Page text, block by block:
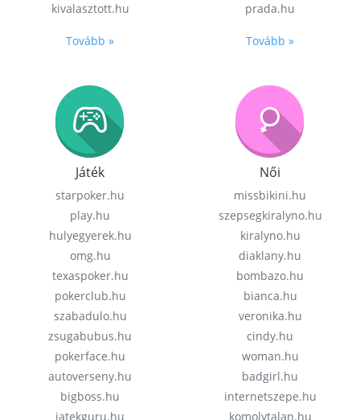
kivalasztott.hu
Tovább »
prada.hu
Tovább »
Játék
starpoker.hu
play.hu
hulyegyerek.hu
omg.hu
texaspoker.hu
pokerclub.hu
szabadulo.hu
zsugabubus.hu
pokerface.hu
autoverseny.hu
bigboss.hu
jatekguru.hu
Női
missbikini.hu
szepsegkiralyno.hu
kiralyno.hu
diaklany.hu
bombazo.hu
bianca.hu
veronika.hu
cindy.hu
woman.hu
badgirl.hu
internetszepe.hu
komolytalan.hu